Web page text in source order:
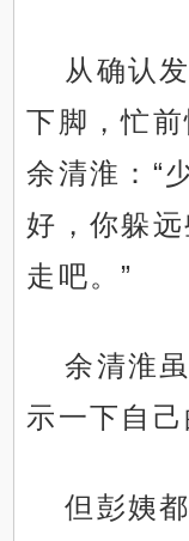
从确认
下脚，忙
余清淮：“
好，你躲
走吧。”
余清淮
示一下自己
但彭姨